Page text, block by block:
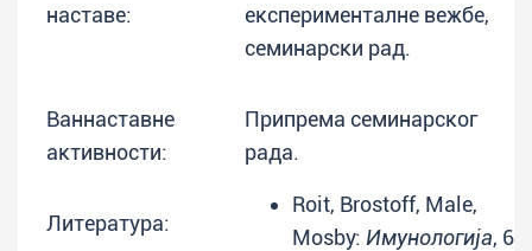
наставе:
експерименталне вежбе,
семинарски рад.
Ваннаставне
активности:
Припрема семинарског
рада.
Литература:
Roit, Brostoff, Male,
Mosby: Имунологија, 6.